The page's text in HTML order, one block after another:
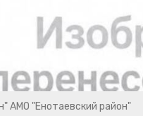
АМО "Енотаевский район"